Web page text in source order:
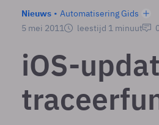
Nieuws
Automatisering Gids
5 mei 2011
leestijd 1 minuut
iOS-